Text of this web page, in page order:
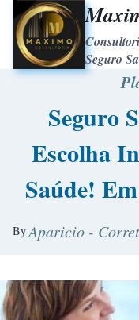
Seguro
Seguro
Escolha
Saúde!
ByAparicio -